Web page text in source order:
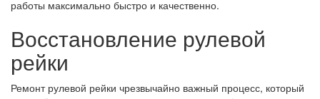
работы максимально быстро и качественно.
Восстановление рулевой
рейки
Ремонт рулевой рейки чрезвычайно важный процесс, который